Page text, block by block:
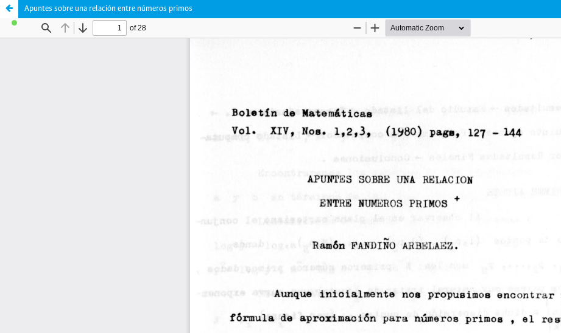
Apuntes sobre una relación entre números primos